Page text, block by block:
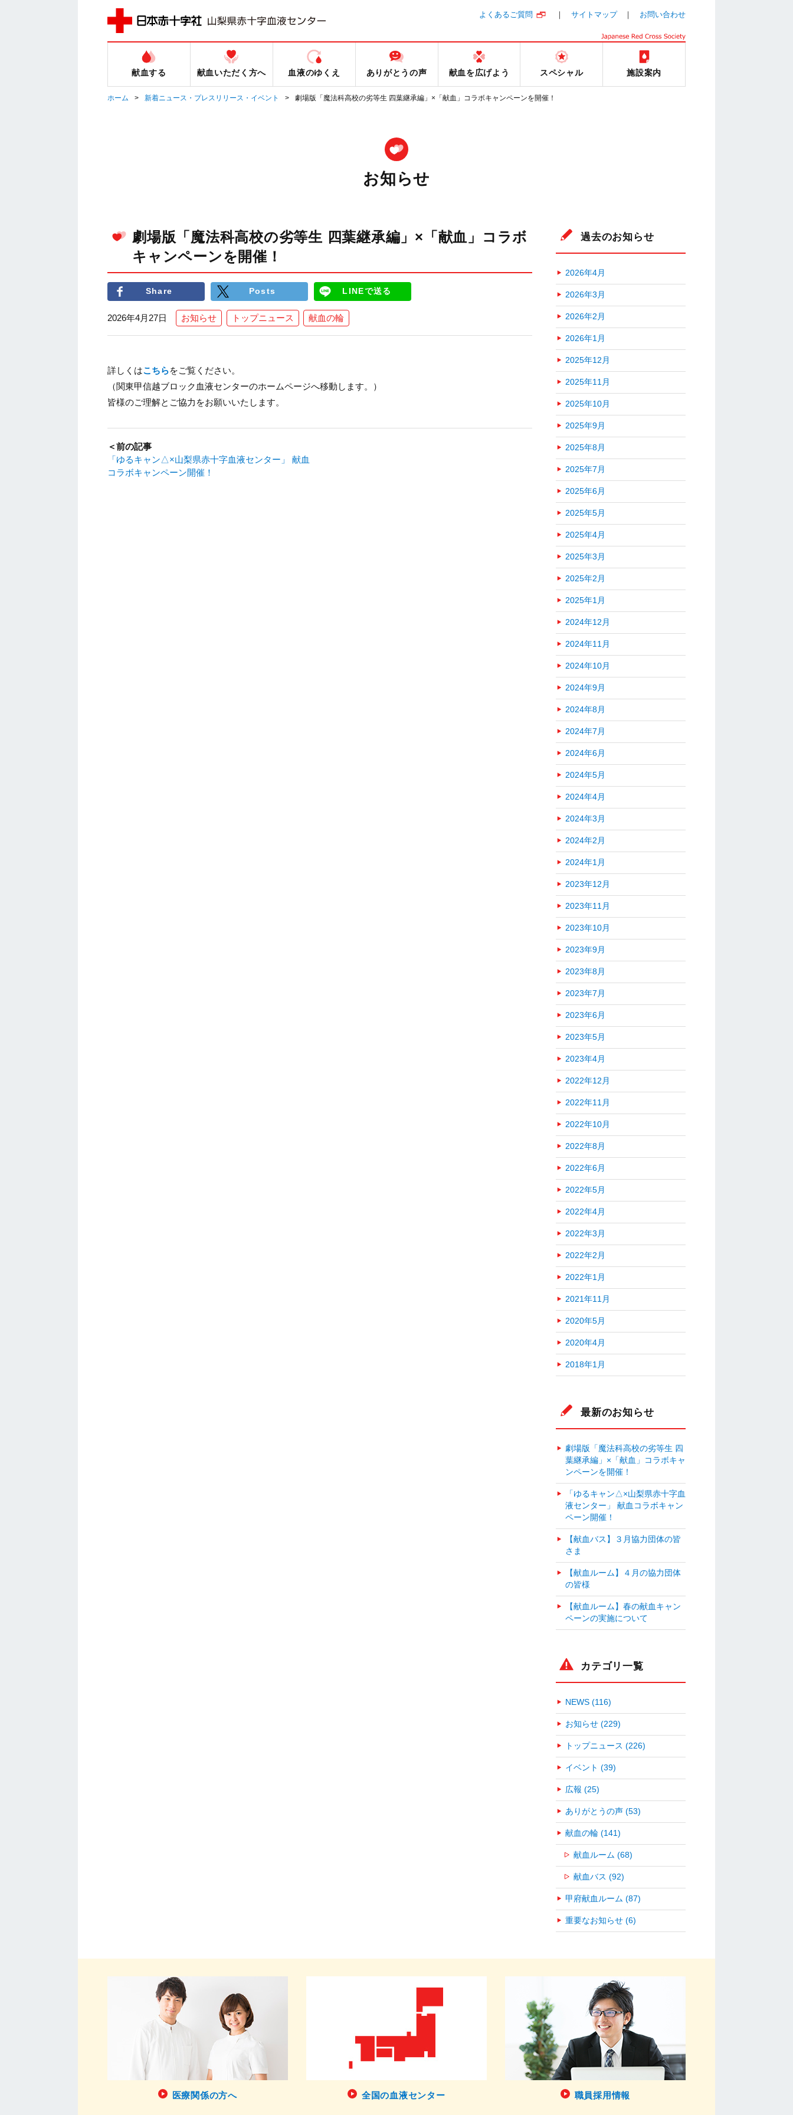
よくあるご質問 サイトマップ お問い合わせ
献血する 献血いただく方へ 血液のゆくえ ありがとうの声 献血を広げよう スペシャル 施設案内
ホーム 新着ニュース・プレスリリース・イベント 劇場版「魔法科高校の劣等生 四葉継承編」×「献血」コラボキャンペーンを開催！
お知らせ
劇場版「魔法科高校の劣等生 四葉継承編」×「献血」コラボ
キャンペーンを開催！
Share Posts LINEで送る
2026年4月27日 お知らせ トップニュース 献血の輪
詳しくはこちらをご覧ください。
（関東甲信越ブロック血液センターのホームページへ移動します。）
皆様のご理解とご協力をお願いいたします。
＜前の記事
「ゆるキャン△×山梨県赤十字血液センター」 献血
コラボキャンペーン開催！
過去のお知らせ
2026年4月
2026年3月
2026年2月
2026年1月
2025年12月
2025年11月
2025年10月
2025年9月
2025年8月
2025年7月
2025年6月
2025年5月
2025年4月
2025年3月
2025年2月
2025年1月
2024年12月
2024年11月
2024年10月
2024年9月
2024年8月
2024年7月
2024年6月
2024年5月
2024年4月
2024年3月
2024年2月
2024年1月
2023年12月
2023年11月
2023年10月
2023年9月
2023年8月
2023年7月
2023年6月
2023年5月
2023年4月
2022年12月
2022年11月
2022年10月
2022年8月
2022年6月
2022年5月
2022年4月
2022年3月
2022年2月
2022年1月
2021年11月
2020年5月
2020年4月
2018年1月
最新のお知らせ
劇場版「魔法科高校の劣等生 四
葉継承編」×「献血」コラボキャ
ンペーンを開催！
「ゆるキャン△×山梨県赤十字血
液センター」 献血コラボキャン
ペーン開催！
【献血バス】３月協力団体の皆
さま
【献血ルーム】４月の協力団体
の皆様
【献血ルーム】春の献血キャン
ペーンの実施について
カテゴリ一覧
NEWS (116)
お知らせ (229)
トップニュース (226)
イベント (39)
広報 (25)
ありがとうの声 (53)
献血の輪 (141)
献血ルーム (68)
献血バス (92)
甲府献血ルーム (87)
重要なお知らせ (6)
医療関係の方へ 全国の血液センター 職員採用情報